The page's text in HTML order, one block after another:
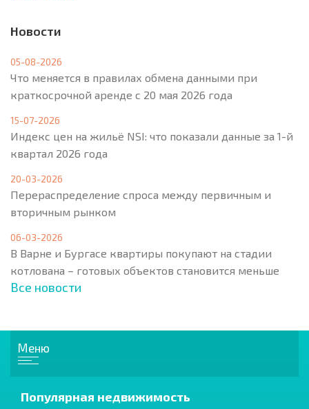
Новости
05-08-2026
Что меняется в правилах обмена данными при
краткосрочной аренде с 20 мая 2026 года
15-07-2026
Индекс цен на жильё NSI: что показали данные за 1-й
квартал 2026 года
20-03-2026
Перераспределение спроса между первичным и
вторичным рынком
06-03-2026
В Варне и Бургасе квартиры покупают на стадии
котлована – готовых объектов становится меньше
Все новости
Меню
Популярная недвижимость